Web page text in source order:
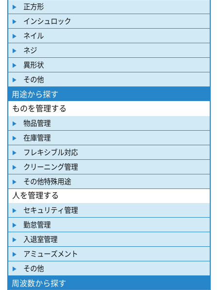
正方形
インシュロック
ネイル
ネジ
異形状
その他
用途から探す
ものを管理する
物品管理
在庫管理
フレキシブル対応
クリーニング管理
その他特殊用途
人を管理する
セキュリティ管理
勤怠管理
入退室管理
アミューズメント
その他
周波数から探す